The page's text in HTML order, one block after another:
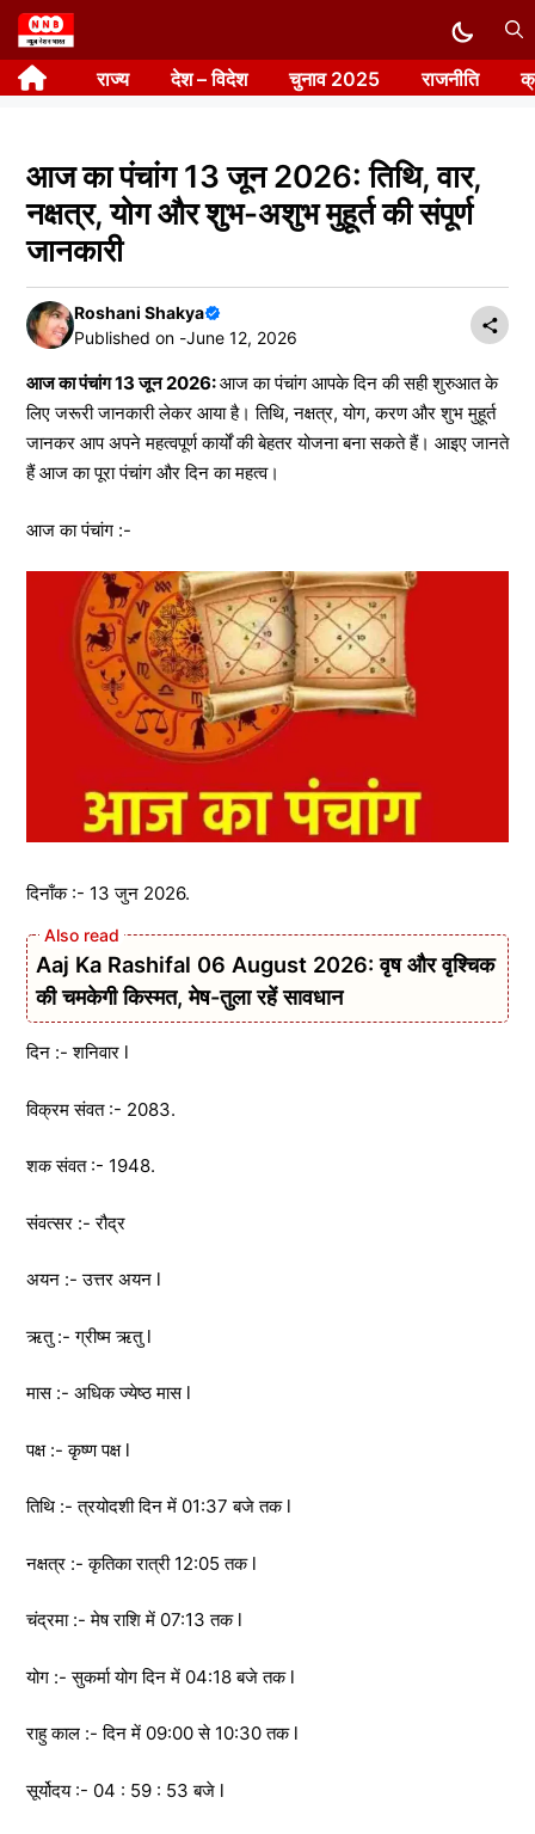
Skip
to
content राज्य देश – विदेश चुनाव 2025 राजनीति
आज का पंचांग 13 जून 2026: तिथि, वार,
नक्षत्र, योग और शुभ-अशुभ मुहूर्त की संपूर्ण
जानकारी
Roshani Shakya
Published on -June 12, 2026
आज का पंचांग 13 जून 2026:आज का पंचांग आपके दिन की सही शुरुआत के
लिए जरूरी जानकारी लेकर आया है। तिथि, नक्षत्र, योग, करण और शुभ मुहूर्त
जानकर आप अपने महत्वपूर्ण कार्यों की बेहतर योजना बना सकते हैं। आइए जानते
हैं आज का पूरा पंचांग और दिन का महत्व।
आज का पंचांग :-
दिनाँक :- 13 जुन 2026.
Aaj Ka Rashifal 06 August 2026: वृष और वृश्चिक
की चमकेगी किस्मत, मेष-तुला रहें सावधान
दिन :- शनिवार l
विक्रम संवत :- 2083.
शक संवत :- 1948.
संवत्सर :- रौद्र
अयन :- उत्तर अयन l
ऋतु :- ग्रीष्म ऋतु l
मास :- अधिक ज्येष्ठ मास l
पक्ष :- कृष्ण पक्ष l
तिथि :- त्रयोदशी दिन में 01:37 बजे तक l
नक्षत्र :- कृतिका रात्री 12:05 तक l
चंद्रमा :- मेष राशि में 07:13 तक l
योग :- सुकर्मा योग दिन में 04:18 बजे तक l
राहु काल :- दिन में 09:00 से 10:30 तक l
सूर्योदय :- 04 : 59 : 53 बजे l